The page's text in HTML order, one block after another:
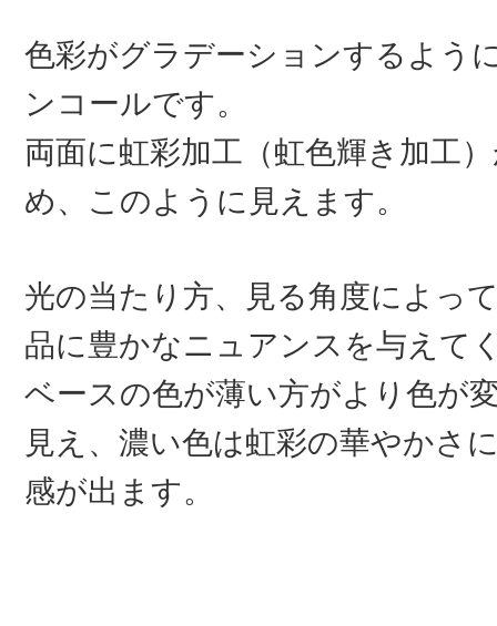
色彩がグラデーションするよう
ンコールです。
両面に虹彩加工（虹色輝き加工
め、このように見えます。
光の当たり方、見る角度によっ
品に豊かなニュアンスを与えて
ベースの色が薄い方がより色が
見え、濃い色は虹彩の華やかさ
感が出ます。